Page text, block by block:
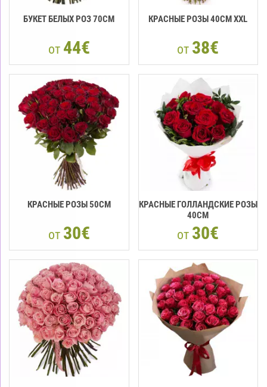
БУКЕТ БЕЛЫХ РОЗ 70CM
от 44€
КРАСНЫЕ РОЗЫ 40CМ XXL
от 38€
КРАСНЫЕ РОЗЫ 50CМ
от 30€
КРАСНЫЕ ГОЛЛАНДСКИЕ РОЗЫ
40CM
от 30€